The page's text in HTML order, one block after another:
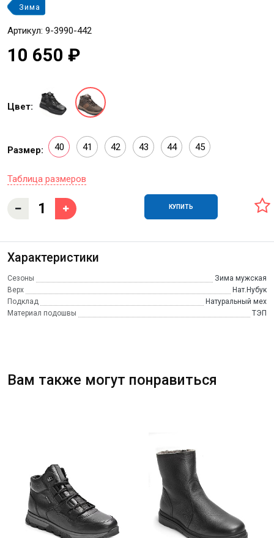
Зима
Артикул: 9-3990-442
10 650 ₽
Цвет:
Размер: 40 41 42 43 44 45
Таблица размеров
КУПИТЬ
Характеристики
Сезоны
Зима мужская
Верх
Нат.Нубук
Подклад
Натуральный мех
Материал подошвы
ТЭП
Вам также могут понравиться